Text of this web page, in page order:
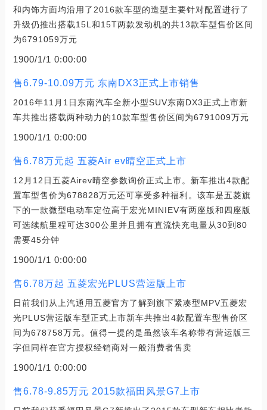
和内饰方面均沿用了2016款车型的造型主要针对配置进行了
升级仍推出搭载15L和15T两款发动机的共13款车型售价区间
为6791059万元
1900/1/1 0:00:00
售6.79-10.09万元 东南DX3正式上市销售
2016年11月1日东南汽车全新小型SUV东南DX3正式上市新
车共推出搭载两种动力的10款车型售价区间为6791009万元
1900/1/1 0:00:00
售6.78万元起 五菱Air ev晴空正式上市
12月12日五菱Airev晴空参数询价正式上市。新车推出4款配
置车型售价为678828万元还可享受多种福利。该车是五菱旗
下的一款微型电动车定位高于宏光MINIEV有两座版和四座版
可选续航里程可达300公里并且拥有直流快充电量从30到80
需要45分钟
1900/1/1 0:00:00
售6.78万起 五菱宏光PLUS营运版上市
日前我们从上汽通用五菱官方了解到旗下紧凑型MPV五菱宏
光PLUS营运版车型正式上市新车共推出4款配置车型售价区
间为678758万元。值得一提的是虽然该车名称带有营运版三
字但同样在官方授权经销商对一般消费者售卖
1900/1/1 0:00:00
售6.78-9.85万元 2015款福田风景G7上市